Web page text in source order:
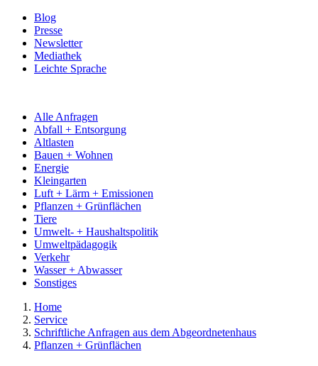
Blog
Presse
Newsletter
Mediathek
Leichte Sprache
Alle Anfragen
Abfall + Entsorgung
Altlasten
Bauen + Wohnen
Energie
Kleingarten
Luft + Lärm + Emissionen
Pflanzen + Grünflächen
Tiere
Umwelt- + Haushaltspolitik
Umweltpädagogik
Verkehr
Wasser + Abwasser
Sonstiges
Home
Service
Schriftliche Anfragen aus dem Abgeordnetenhaus
Pflanzen + Grünflächen